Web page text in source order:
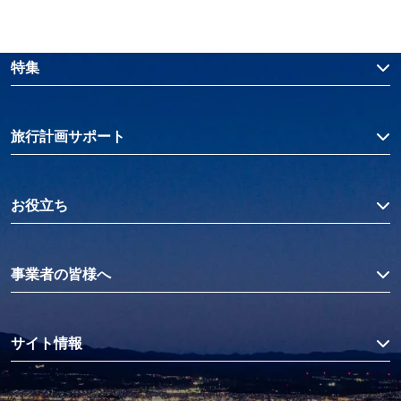
特集
旅行計画サポート
お役立ち
事業者の皆様へ
サイト情報